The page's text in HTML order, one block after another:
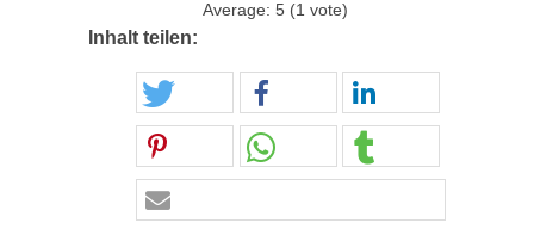
Average: 5 (1 vote)
Inhalt teilen: